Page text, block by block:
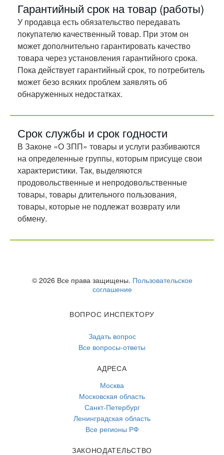
Гарантийный срок на товар (работы)
У продавца есть обязательство передавать
покупателю качественный товар. При этом он
может дополнительно гарантировать качество
товара через установления гарантийного срока.
Пока действует гарантийный срок, то потребитель
может безо всяких проблем заявлять об
обнаруженных недостатках.
Срок службы и срок годности
В Законе «О ЗПП» товары и услуги разбиваются
на определенные группы, которым присуще свои
характеристики. Так, выделяются
продовольственные и непродовольственные
товары, товары длительного пользования,
товары, которые не подлежат возврату или
обмену.
© 2026 Все права защищены. Пользовательское
соглашение
ВОПРОС ИНСПЕКТОРУ
Задать вопрос
Все вопросы-ответы
АДРЕСА
Москва
Московская область
Санкт-Петербург
Ленинградская область
Все регионы РФ
ЗАКОНОДАТЕЛЬСТВО